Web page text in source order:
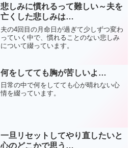
悲しみに慣れるって難しい～夫を
亡くした悲しみは…
夫の4回目の月命日が過ぎて少しずつ変わ
っていく中で、慣れることのない悲しみ
について綴っています。
何をしてても胸が苦しいよ…
日常の中で何をしてても心が晴れない心
情を綴っています。
一旦リセットしてやり直したいと
心のどこかで思う…